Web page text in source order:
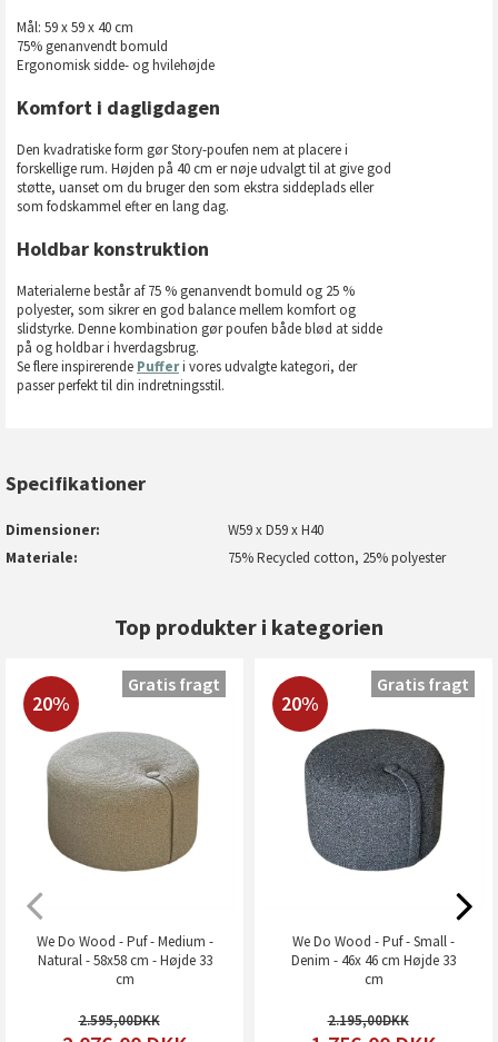
Mål: 59 x 59 x 40 cm
75% genanvendt bomuld
Ergonomisk sidde- og hvilehøjde
Komfort i dagligdagen
Den kvadratiske form gør Story-poufen nem at placere i
forskellige rum. Højden på 40 cm er nøje udvalgt til at give god
støtte, uanset om du bruger den som ekstra siddeplads eller
som fodskammel efter en lang dag.
Holdbar konstruktion
Materialerne består af 75 % genanvendt bomuld og 25 %
polyester, som sikrer en god balance mellem komfort og
slidstyrke. Denne kombination gør poufen både blød at sidde
på og holdbar i hverdagsbrug.
Se flere inspirerende Pufferi vores udvalgte kategori, der
passer perfekt til din indretningsstil.
Specifikationer
Dimensioner
W59 x D59 x H40
Materiale
75% Recycled cotton, 25% polyester
Top produkter i kategorien
20%
We Do Wood - Puf - Medium -
Natural - 58x58 cm - Højde 33
cm
2.595,00
Gratis fragt
20%
We Do Wood - Puf - Small -
Denim - 46x 46 cm Højde 33
cm
2.195,00
Gratis fragt